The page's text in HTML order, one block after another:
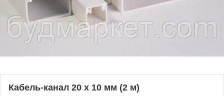
Кабель-канал 20 х 10 мм (2 м)